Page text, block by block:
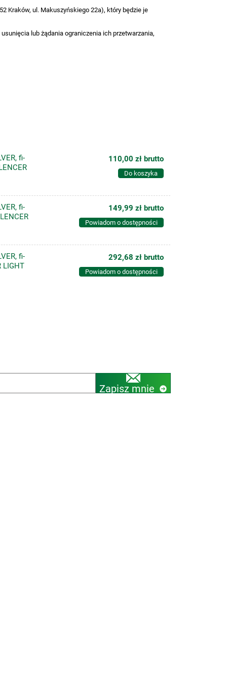
Kraków, ul. Makuszyńskiego 22a), który będzie je
lub żądania ograniczenia ich przetwarzania,
fi-
110,00 złbrutto
Do koszyka
fi-
149,99 złbrutto
Powiadom o dostępności
fi-
LIGHT
292,68 złbrutto
Powiadom o dostępności
Zapisz mnie